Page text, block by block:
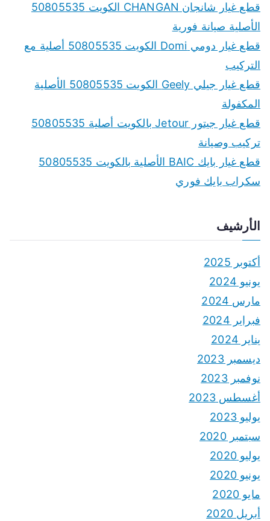
قطع غيار شانجان CHANGAN الكويت 50805535
الأصلية صيانة فورية
قطع غيار دومي Domi الكويت 50805535 أصلية مع
التركيب
قطع غيار جيلي Geely الكويت 50805535 الأصلية
المكفولة
قطع غيار جيتور Jetour بالكويت أصلية 50805535
تركيب وصيانة
قطع غيار بايك BAIC الأصلية بالكويت 50805535
سكراب بايك فوري
الأرشيف
أكتوبر 2025
يونيو 2024
مارس 2024
فبراير 2024
يناير 2024
ديسمبر 2023
نوفمبر 2023
أغسطس 2023
يوليو 2023
سبتمبر 2020
يوليو 2020
يونيو 2020
مايو 2020
أبريل 2020